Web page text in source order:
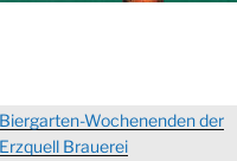
Wochenenden der
Brauerei